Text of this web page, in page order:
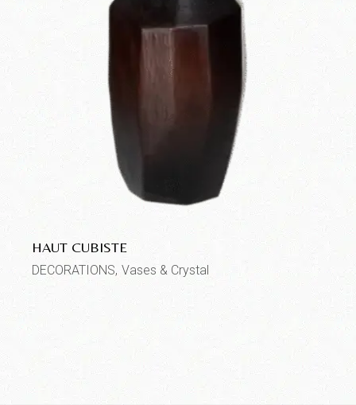
HAUT CUBISTE
DECORATIONS Vases & Crystal